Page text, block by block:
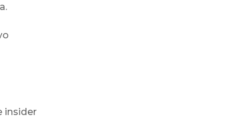
insider